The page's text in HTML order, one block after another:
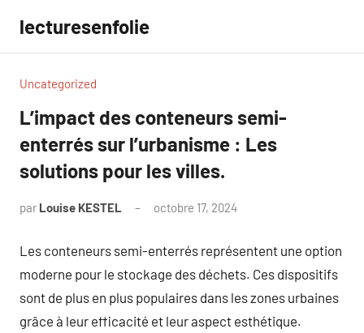
contenu
lecturesenfolie
Uncategorized
L’impact des conteneurs semi-
enterrés sur l’urbanisme : Les
solutions pour les villes.
par Louise KESTEL octobre 17, 2024
Les conteneurs semi-enterrés représentent une option
moderne pour le stockage des déchets. Ces dispositifs
sont de plus en plus populaires dans les zones urbaines
grâce à leur efficacité et leur aspect esthétique.